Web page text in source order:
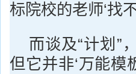
标院校的老师‘找
而谈及“计划”
但它并非‘万能